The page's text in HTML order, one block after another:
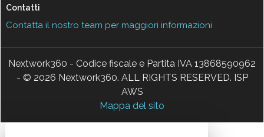
Contatti
Contatta il nostro team per maggiori informazioni
Nextwork360 - Codice fiscale e Partita IVA 13868590962
- © 2026 Nextwork360. ALL RIGHTS RESERVED. ISP
AWS
Mappa del sito